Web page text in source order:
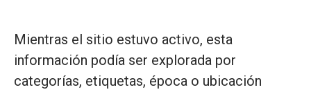
Mientras el sitio estuvo activo, esta
información podía ser explorada por
categorías, etiquetas, época o ubicación